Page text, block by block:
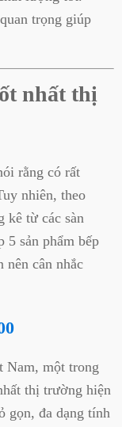
trọng giúp
nhất thị
rằng có rất
nhiên, theo
kê từ các sàn
sản phẩm bếp
nên cân nhắc
Nam, một trong
thị trường hiện
gọn, đa dạng tính